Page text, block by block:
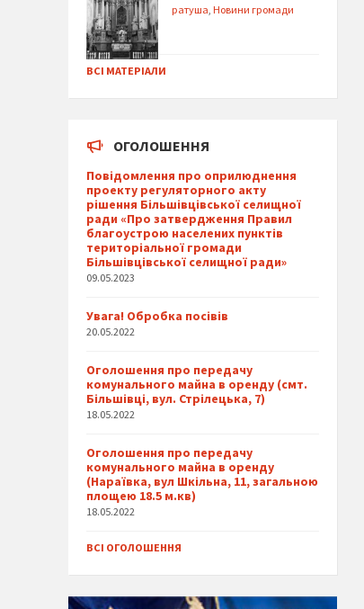
ратуша ,Новини громади
ВСІ МАТЕРІАЛИ
ОГОЛОШЕННЯ
Повідомлення про оприлюднення
проекту регуляторного акту
рішення Більшівцівської селищної
ради «Про затвердження Правил
благоустрою населених пунктів
територіальної громади
Більшівцівської селищної ради»
09.05.2023
Увага! Обробка посівів
20.05.2022
Оголошення про передачу
комунального майна в оренду (смт.
Більшівці, вул. Стрілецька, 7)
18.05.2022
Оголошення про передачу
комунального майна в оренду
(Нараївка, вул Шкільна, 11, загальною
площею 18.5 м.кв)
18.05.2022
ВСІ ОГОЛОШЕННЯ